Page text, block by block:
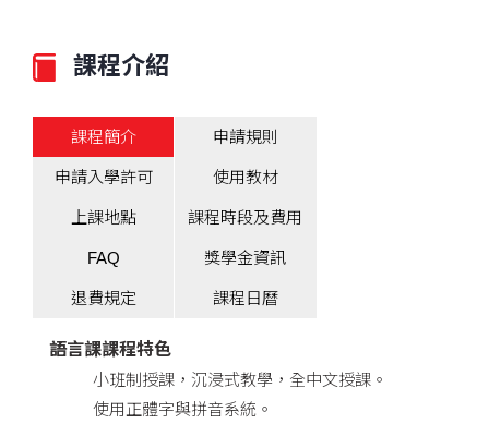
課程介紹
課程簡介 申請規則
申請入學許可 使用教材
上課地點 課程時段及費用
FAQ 獎學金資訊
退費規定 課程日曆
語言課課程特色
小班制授課，沉浸式教學，全中文授課。
使用正體字與拼音系統。